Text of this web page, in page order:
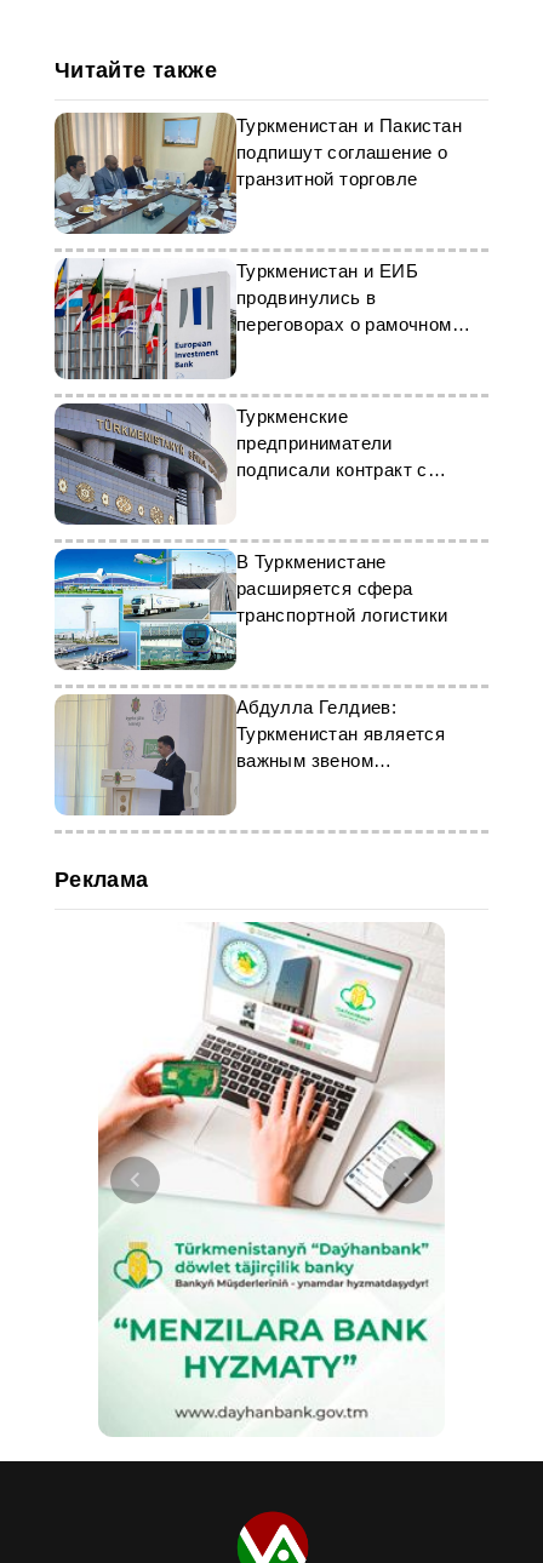
Читайте также
Туркменистан и Пакистан
подпишут соглашение о
транзитной торговле
Туркменистан и ЕИБ
продвинулись в
переговорах о рамочном
соглашении
Туркменские
предприниматели
подписали контракт с
В Туркменистане
расширяется сфера
транспортной логистики
Абдулла Гелдиев:
Туркменистан является
важным звеном
транспортной системы
Реклама